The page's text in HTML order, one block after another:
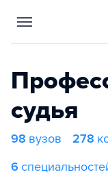
судья
98 вузов 278
6